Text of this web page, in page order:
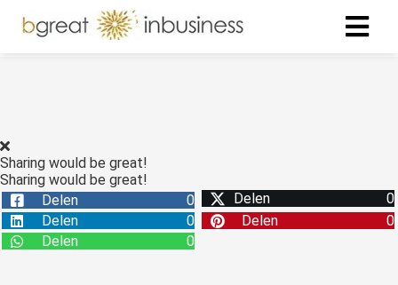
Sharing would be great!
Sharing would be great!
Delen
0 Delen
0
Delen
0 Delen
0
Delen
0